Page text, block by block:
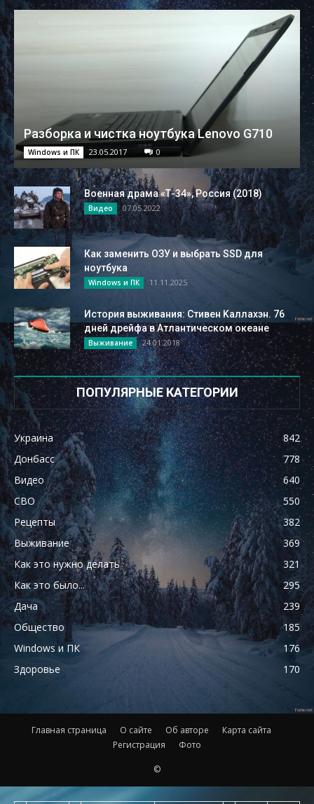
Разборка и чистка ноутбука Lenovo G710
Windows и ПК 23.05.2017 0
Военная драма «Т-34», Россия (2018)
Видео 07.05.2022
Как заменить ОЗУ и выбрать SSD для
ноутбука
Windows и ПК 11.11.2025
Иcтopия выживaния: Cтивeн Kaллaxэн. 76
днeй дpeйфa в Aтлaнтичecкoм oкeaнe
Выживание 24.01.2018
ПОПУЛЯРНЫЕ КАТЕГОРИИ
Украина
842
Донбасс
778
Видео
640
СВО
550
Рецепты
382
Выживание
369
Как это нужно делать
321
Как это было...
295
Дача
239
Общество
185
Windows и ПК
176
Здоровье
170
Главная страница О сайте Об авторе
Карта сайта
Регистрация
Фото
©